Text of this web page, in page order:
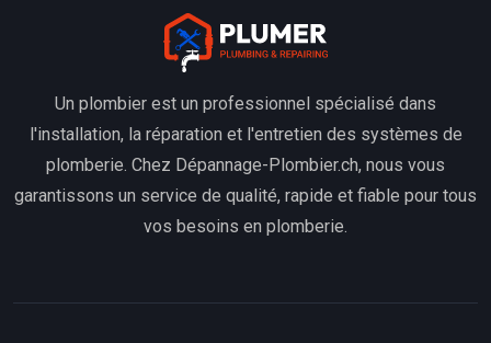
Un plombier est un professionnel spécialisé dans
l'installation, la réparation et l'entretien des systèmes de
plomberie. Chez Dépannage-Plombier.ch, nous vous
garantissons un service de qualité, rapide et fiable pour tous
vos besoins en plomberie.